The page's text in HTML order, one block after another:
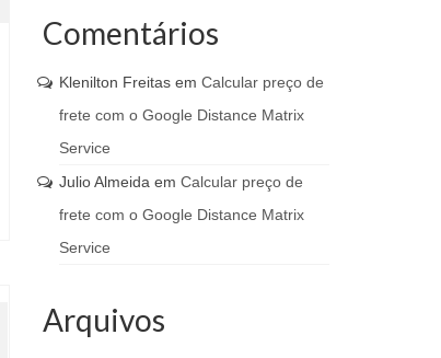
Comentários
Klenilton Freitasem Calcular preço de
frete com o Google Distance Matrix
Service
Julio Almeida em Calcular preço de
frete com o Google Distance Matrix
Service
Arquivos